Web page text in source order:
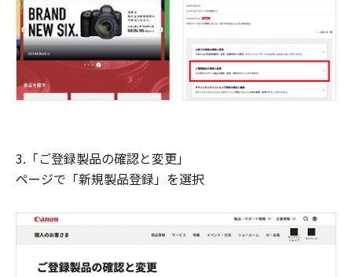
3.「ご登録製品の確認と変更」
ページで「新規製品登録」を選択